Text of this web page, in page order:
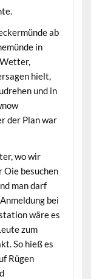
ab
in
hielt,
und in
der Plan war
wo wir
besuchen
man darf
bei
wäre es
zum
So hieß es
Rügen